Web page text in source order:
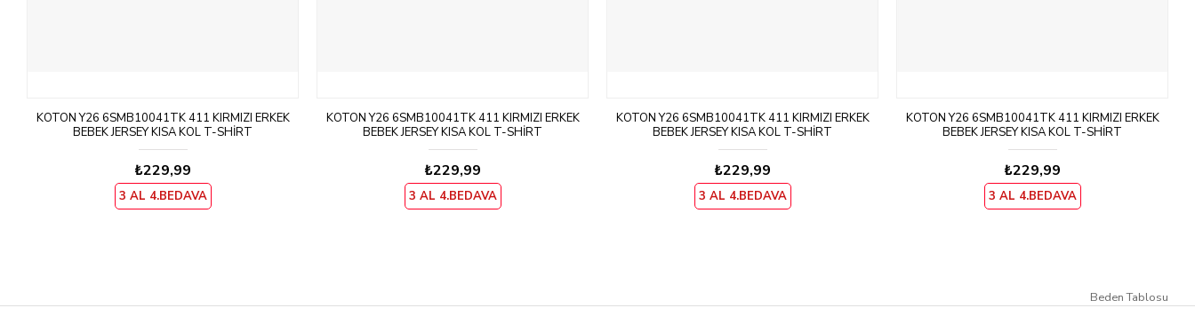
KOTON Y26 6SMB10041TK 411 KIRMIZI ERKEK
BEBEK JERSEY KISA KOL T-SHIRT
₺229,99
3 AL 4.BEDAVA
KOTON Y26 6SMB10041TK 411 KIRMIZI ERKEK
BEBEK JERSEY KISA KOL T-SHIRT
₺229,99
3 AL 4.BEDAVA
KOTON Y26 6SMB10041TK 411 KIRMIZI ERKEK
BEBEK JERSEY KISA KOL T-SHIRT
₺229,99
3 AL 4.BEDAVA
KOTON Y26 6SMB10041TK 411 KIRMIZI ERKEK
BEBEK JERSEY KISA KOL T-SHIRT
₺229,99
3 AL 4.BEDAVA
Beden Tablosu